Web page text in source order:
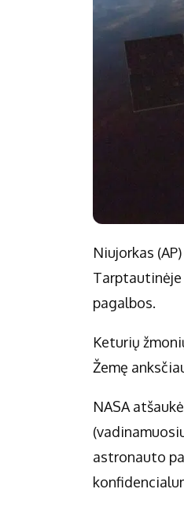
Niujorkas
pagalbos.
Keturių
Žemę
NASA
astronauto